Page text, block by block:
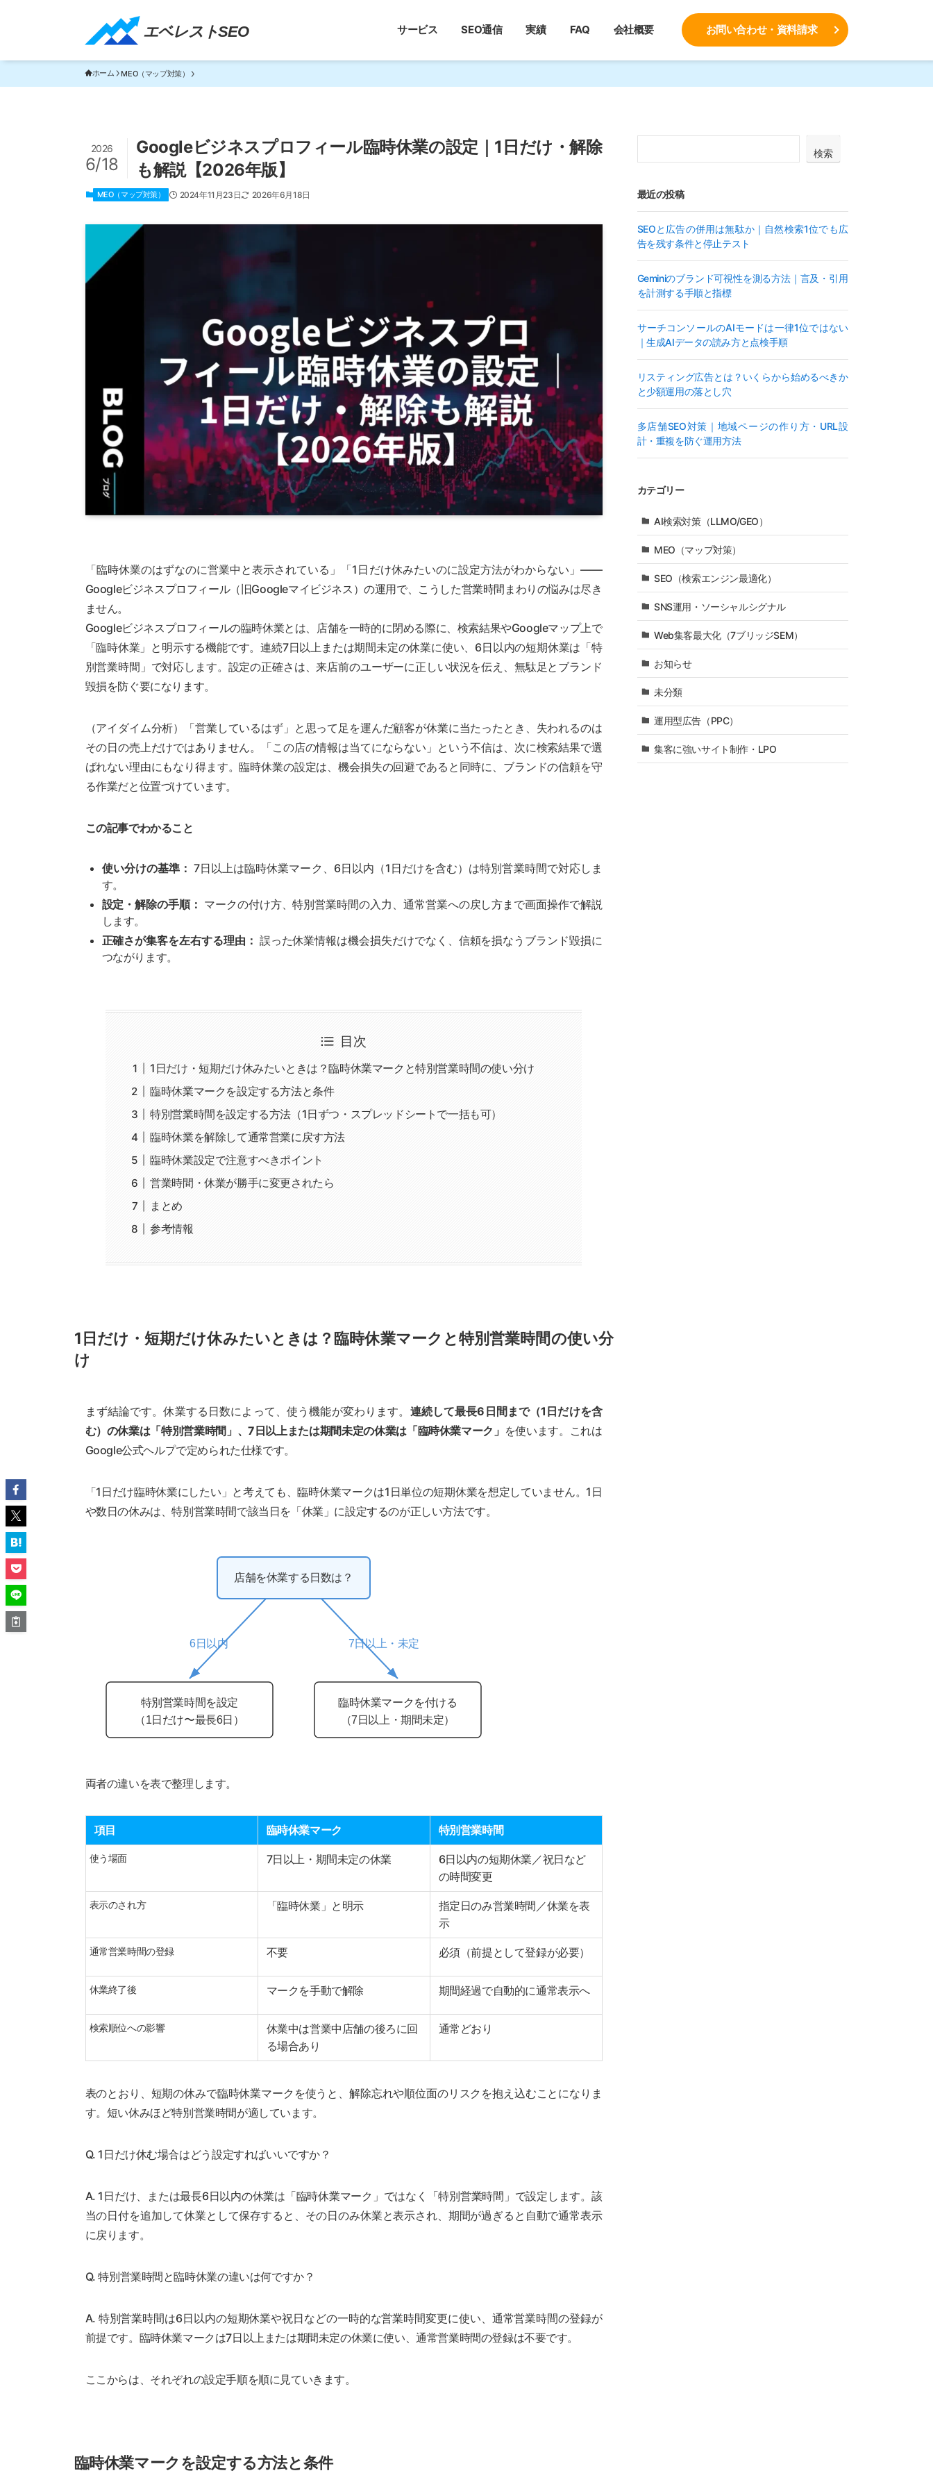
エベレストSEO
エベレストSEO｜TOP サービス SEO通信 実績 FAQ 会社概要 お問い合わせ・資料請求
ホーム MEO（マップ対策）
Googleビジネスプロフィール臨時休業の設定｜1日だけ・解除
も解説【2026年版】
2026
6/18
MEO（マップ対策） 2024年11月23日 2026年6月18日
「臨時休業のはずなのに営業中と表示されている」「1日だけ休みたいのに設定方法がわからない」——
Googleビジネスプロフィール（旧Googleマイビジネス）の運用で、こうした営業時間まわりの悩みは尽き
ません。
Googleビジネスプロフィールの臨時休業とは、店舗を一時的に閉める際に、検索結果やGoogleマップ上で
「臨時休業」と明示する機能です。連続7日以上または期間未定の休業に使い、6日以内の短期休業は「特
別営業時間」で対応します。設定の正確さは、来店前のユーザーに正しい状況を伝え、無駄足とブランド
毀損を防ぐ要になります。
（アイダイム分析）「営業しているはず」と思って足を運んだ顧客が休業に当たったとき、失われるのは
その日の売上だけではありません。「この店の情報は当てにならない」という不信は、次に検索結果で選
ばれない理由にもなり得ます。臨時休業の設定は、機会損失の回避であると同時に、ブランドの信頼を守
る作業だと位置づけています。
この記事でわかること
使い分けの基準： 7日以上は臨時休業マーク、6日以内（1日だけを含む）は特別営業時間で対応しま
す。
設定・解除の手順： マークの付け方、特別営業時間の入力、通常営業への戻し方まで画面操作で解説
します。
正確さが集客を左右する理由： 誤った休業情報は機会損失だけでなく、信頼を損なうブランド毀損に
つながります。
目次
1日だけ・短期だけ休みたいときは？臨時休業マークと特別営業時間の使い分け
臨時休業マークを設定する方法と条件
特別営業時間を設定する方法（1日ずつ・スプレッドシートで一括も可）
臨時休業を解除して通常営業に戻す方法
臨時休業設定で注意すべきポイント
営業時間・休業が勝手に変更されたら
まとめ
参考情報
1日だけ・短期だけ休みたいときは？臨時休業マークと特別営業時間の使い分
け
まず結論です。休業する日数によって、使う機能が変わります。 連続して最長6日間まで（1日だけを含
む）の休業は「特別営業時間」、7日以上または期間未定の休業は「臨時休業マーク」 を使います。これは
Google公式ヘルプで定められた仕様です。
「1日だけ臨時休業にしたい」と考えても、臨時休業マークは1日単位の短期休業を想定していません。1日
や数日の休みは、特別営業時間で該当日を「休業」に設定するのが正しい方法です。
店舗を休業する日数は？
6日以内 7日以上・未定
特別営業時間を設定
（1日だけ〜最長6日）
臨時休業マークを付ける
（7日以上・期間未定）
両者の違いを表で整理します。
項目 臨時休業マーク 特別営業時間
使う場面 7日以上・期間未定の休業
6日以内の短期休業／祝日など
の時間変更
表示のされ方 「臨時休業」と明示
指定日のみ営業時間／休業を表
示
通常営業時間の登録 不要 必須（前提として登録が必要）
休業終了後 マークを手動で解除 期間経過で自動的に通常表示へ
検索順位への影響
休業中は営業中店舗の後ろに回
る場合あり
通常どおり
表のとおり、短期の休みで臨時休業マークを使うと、解除忘れや順位面のリスクを抱え込むことになりま
す。短い休みほど特別営業時間が適しています。
Q. 1日だけ休む場合はどう設定すればいいですか？
A. 1日だけ、または最長6日以内の休業は「臨時休業マーク」ではなく「特別営業時間」で設定します。該
当の日付を追加して休業として保存すると、その日のみ休業と表示され、期間が過ぎると自動で通常表示
に戻ります。
Q. 特別営業時間と臨時休業の違いは何ですか？
A. 特別営業時間は6日以内の短期休業や祝日などの一時的な営業時間変更に使い、通常営業時間の登録が
前提です。臨時休業マークは7日以上または期間未定の休業に使い、通常営業時間の登録は不要です。
ここからは、それぞれの設定手順を順に見ていきます。
臨時休業マークを設定する方法と条件
検索
最近の投稿
SEOと広告の併用は無駄か｜自然検索1位でも広
告を残す条件と停止テスト
Geminiのブランド可視性を測る方法｜言及・引用
を計測する手順と指標
サーチコンソールのAIモードは一律1位ではない
｜生成AIデータの読み方と点検手順
リスティング広告とは？いくらから始めるべきか
と少額運用の落とし穴
多店舗SEO対策｜地域ページの作り方・URL設
計・重複を防ぐ運用方法
カテゴリー
AI検索対策（LLMO/GEO）
MEO（マップ対策）
SEO（検索エンジン最適化）
SNS運用・ソーシャルシグナル
Web集客最大化（7ブリッジSEM）
お知らせ
未分類
運用型広告（PPC）
集客に強いサイト制作・LPO